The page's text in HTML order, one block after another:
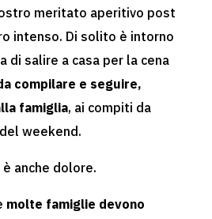
meritato aperitivo post
intenso. Di solito è intorno
di salire a casa per la cena
compilare e seguire,
famiglia, ai compiti da
weekend.
è anche dolore.
molte famiglie devono